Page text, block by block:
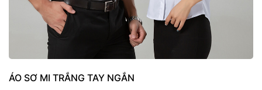
ÁO SƠ MI TRẮNG TAY NGẮN